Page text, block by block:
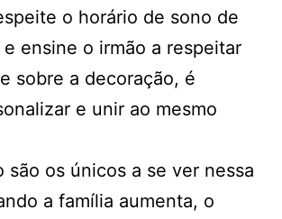
o horário de sono de
ensine o irmão a respeitar
sobre a decoração, é
e unir ao mesmo
são os únicos a se ver nessa
a família aumenta, o